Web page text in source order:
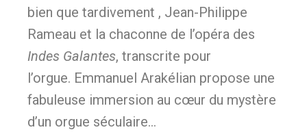
bien que tardivement , Jean-Philippe
Rameau et la chaconne de l’opéra des
Indes Galantes, transcrite pour
l’orgue. Emmanuel Arakélian propose une
fabuleuse immersion au cœur du mystère
d’un orgue séculaire…